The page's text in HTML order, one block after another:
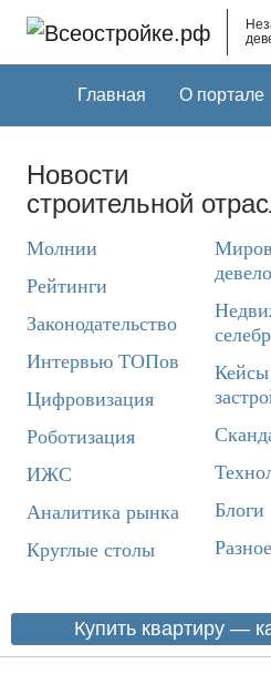
Главная О портале
Новости
строительной
Молнии
Рейтинги
Законодательство
Интервью ТОПов
Цифровизация
Роботизация
ИЖС
Аналитика рынка
Круглые столы
Кейсы
Блоги
Разное
Купить квартиру —